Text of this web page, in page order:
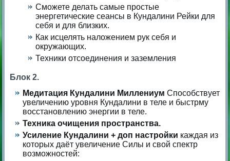
Сможете делать самые простые
энергетические сеансы в Кундалини Рейки для
себя и для близких.
Как исцелять наложением рук себя и
окружающих.
Техники отсоединения и заземления
Блок 2.
Медитация Кундалини МиллениумСпособствует
увеличению уровня Кундалини в теле и быстрму
восстановлению энергии в теле.
Техника очищения пространства.
Усиление Кундалини + доп настройки каждая из
которых даёт увеличение Силы и свой спектр
возможностей: